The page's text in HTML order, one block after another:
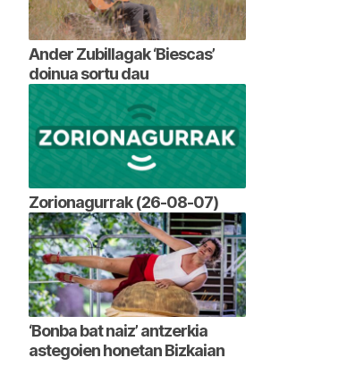
Ander Zubillagak ‘Biescas’
doinua sortu dau
Zorionagurrak (26-08-07)
‘Bonba bat naiz’ antzerkia
astegoien honetan Bizkaian